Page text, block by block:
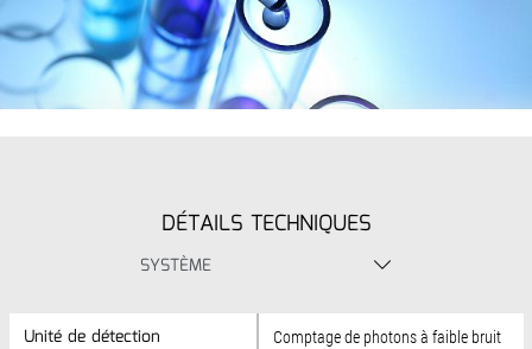
DÉTAILS TECHNIQUES
SYSTÈME
Unité de détection
Unité de détection
Comptage de photons à faible bruit